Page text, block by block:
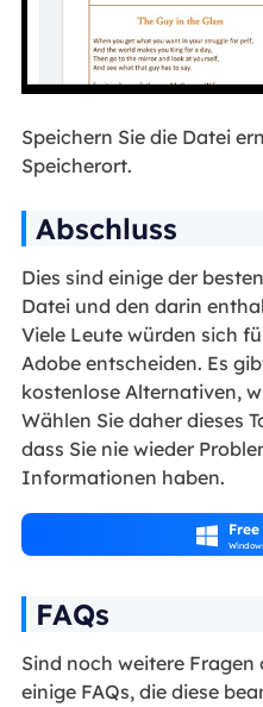
Speichern Sie die Datei
Speicherort.
Abschluss
Dies sind einige der
Datei und den darin
Viele Leute würden sich
Adobe entscheiden. Es
kostenlose Alternativen,
Wählen Sie daher dieses
dass Sie nie wieder
Informationen haben.

FAQs
Sind noch weitere
einige FAQs, die diese